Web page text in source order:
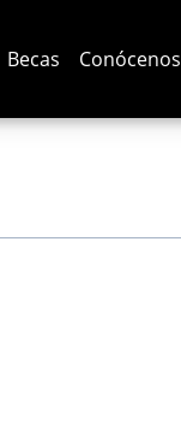
Becas Conócenos